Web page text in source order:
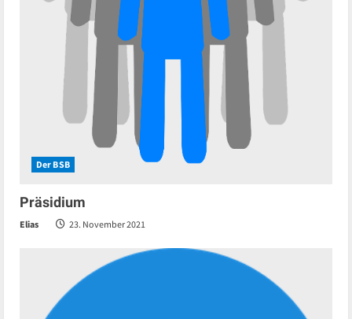
Der BSB
Präsidium
Elias 23. November 2021